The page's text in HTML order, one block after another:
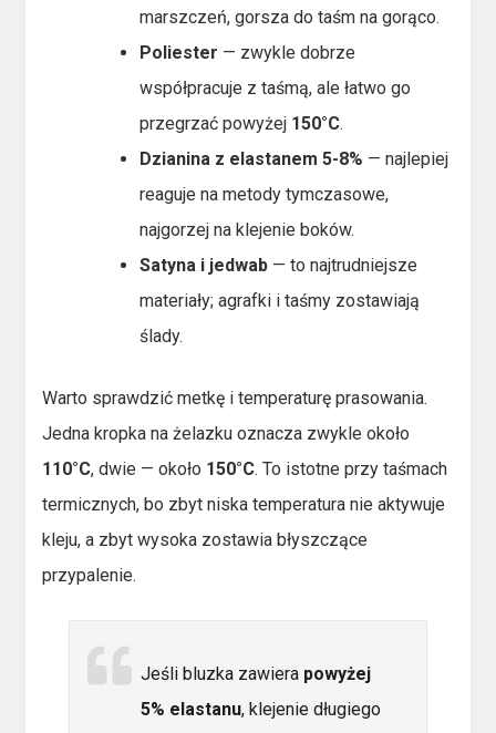
marszczeń, gorsza do taśm na gorąco.
Poliester — zwykle dobrze
współpracuje z taśmą, ale łatwo go
przegrzać powyżej 150°C.
Dzianina z elastanem 5-8% — najlepiej
reaguje na metody tymczasowe,
najgorzej na klejenie boków.
Satyna i jedwab — to najtrudniejsze
materiały; agrafki i taśmy zostawiają
ślady.
Warto sprawdzić metkę i temperaturę prasowania.
Jedna kropka na żelazku oznacza zwykle około
110°C, dwie — około 150°C. To istotne przy taśmach
termicznych, bo zbyt niska temperatura nie aktywuje
kleju, a zbyt wysoka zostawia błyszczące
przypalenie.
Jeśli bluzka zawiera powyżej
5% elastanu, klejenie długiego